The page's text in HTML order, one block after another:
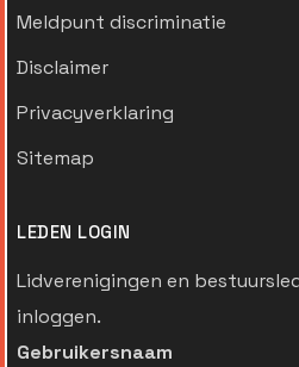
Meldpunt discriminatie
Disclaimer
Privacyverklaring
Sitemap
LEDEN LOGIN
Lidverenigingen en
inloggen.
Gebruikersnaam